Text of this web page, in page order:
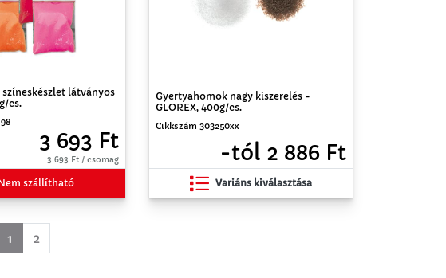
látványos
cs.
3 693 Ft
3 693 Ft / csomag
szállítható
Gyertyahomok nagy kiszerelés -
GLOREX, 400g/cs.
Cikkszám 303250xx
-tól 2 886 Ft
Variáns kiválasztása
1 (aktuell)
2